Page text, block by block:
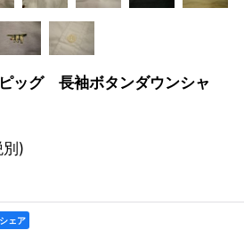
ッグ 長袖ボタンダウンシャ
別)
ェア